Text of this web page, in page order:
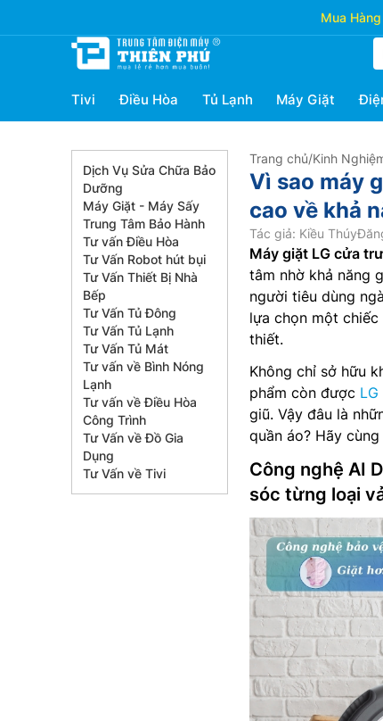
Mua
Tivi Điều Hòa Tủ Lạnh Máy Giặt
Dịch Vụ Sửa Chữa Bảo
Dưỡng
Máy Giặt - Máy Sấy
Trung Tâm Bảo Hành
Tư vấn Điều Hòa
Tư Vấn Robot hút bụi
Tư Vấn Thiết Bị Nhà
Bếp
Tư Vấn Tủ Đông
Tư Vấn Tủ Lạnh
Tư Vấn Tủ Mát
Tư vấn về Bình Nóng
Lạnh
Tư vấn về Điều Hòa
Công Trình
Tư Vấn về Đồ Gia
Dụng
Tư Vấn về Tivi
Trang chủ/Kinh
Vì sao máy
cao về khả
Tác giả: Kiều Thúy
Máy giặt LG cửa
tâm nhờ khả năng
người tiêu dùng
lựa chọn một
thiết.
Không chỉ sở hữu
phẩm còn được LG
giũ. Vậy đâu là
quần áo? Hãy
Công nghệ AI
sóc từng loại